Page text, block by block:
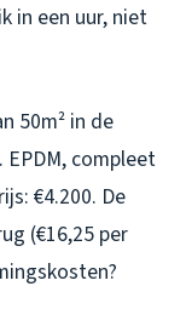
in een uur, niet
50m² in de
compleet
€4.200. De
(€16,25 per